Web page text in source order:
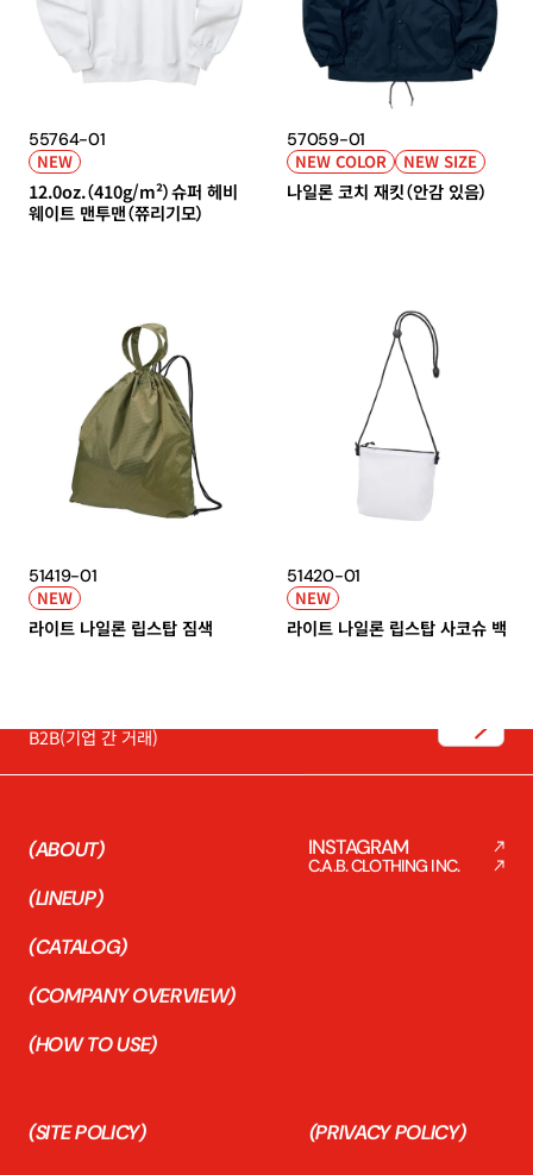
55764-01
NEW
12.0oz.（410g/m²）슈퍼 헤비
웨이트 맨투맨（쮸리기모）
57059-01
NEW COLOR NEW SIZE
나일론 코치 재킷（안감 있음）
51419-01
NEW
라이트 나일론 립스탑 짐색
51420-01
NEW
라이트 나일론 립스탑 사코슈 백
HOME
B2B(기업 간 거래)
(ABOUT)
(LINEUP)
(CATALOG)
(COMPANY OVERVIEW)
(HOW TO USE)
INSTAGRAM
C.A.B. CLOTHING INC.
(SITE POLICY) (PRIVACY POLICY)